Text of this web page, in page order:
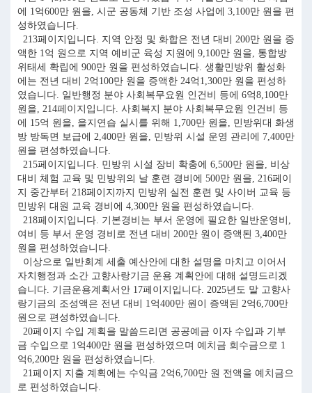
에 1억600만 원을, 시군 공동체 기반 조성 사업에 3,100만 원을 편
성하였습니다.
213페이지입니다. 지역 안정 및 화합은 전년 대비 200만 원을 증
액한 1억 원으로 지역 예비군 육성 지원에 9,100만 원을, 통합방
위태세 확립에 900만 원을 편성하였습니다. 생활민방위 활성화
에는 전년 대비 2억100만 원을 증액한 24억1,300만 원을 편성하
였습니다. 일반행정 분야 사회복무요원 인건비 등에 6억8,100만
원을, 214페이지입니다. 사회복지 분야 사회복무요원 인건비 등
에 15억 원을, 을지연습 실시를 위해 1,700만 원을, 민방위대 화생
방 방독면 보급에 2,400만 원을, 민방위 시설 운영 관리에 7,400만
원을 편성하였습니다.
215페이지입니다. 민방위 시설 장비 확충에 6,500만 원을, 비상
대비 체험 교육 및 민방위의 날 훈련 경비에 500만 원을, 216페이
지 중간부터 218페이지까지 민방위 실전 훈련 및 사이버 교육 등
민방위 대원 교육 경비에 4,300만 원을 편성하였습니다.
218페이지입니다. 기본경비는 부서 운영에 필요한 일반운영비,
여비 등 부서 운영 경비로 전년 대비 200만 원이 증액된 3,400만
원을 편성하였습니다.
이상으로 일반회계 세출 예산안에 대한 설명을 마치고 이어서
자치행정과 소간 고향사랑기금 운용 계획안에 대해 설명드리겠
습니다. 기금운용계획서안 17페이지입니다. 2025년도 말 고향사
랑기금의 조성액은 전년 대비 1억400만 원이 증액된 2억6,700만
원으로 편성하였습니다.
20페이지 수입 계획을 말씀드리면 공공예금 이자 수입과 기부
금 수입으로 1억400만 원을 편성하였으며 예치금 회수금으로 1
억6,200만 원을 편성하였습니다.
21페이지 지출 계획에는 수익금 2억6,700만 원 전액을 예치금으
로 편성하였습니다.